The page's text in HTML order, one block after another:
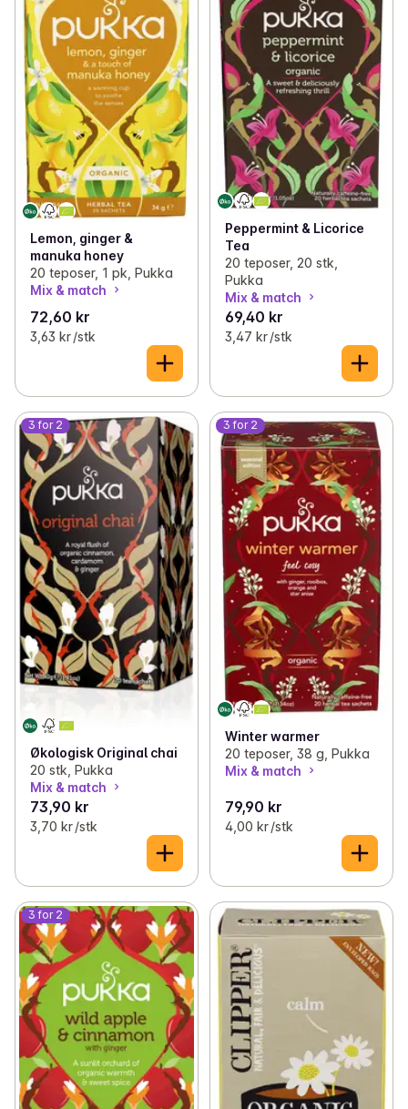
Lemon, ginger &
manuka honey
20 teposer, 1 pk, Pukka
Mix & match
72,60 kr
3,63 kr /stk
Peppermint & Licorice
Tea
20 teposer, 20 stk,
Pukka
Mix & match
69,40 kr
3,47 kr /stk
3 for 2
Økologisk Original chai
20 stk, Pukka
Mix & match
73,90 kr
3,70 kr /stk
3 for 2
Winter warmer
20 teposer, 38 g, Pukka
Mix & match
79,90 kr
4,00 kr /stk
3 for 2